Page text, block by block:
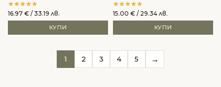
16.97 € / 33.19 лв.
КУПИ
15.00 € / 29.34 лв.
КУПИ
1 2 3 4 5 →